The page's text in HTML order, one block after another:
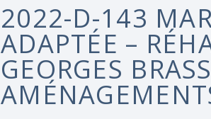
2022-D-143
ADAPTÉE –
GEORGES